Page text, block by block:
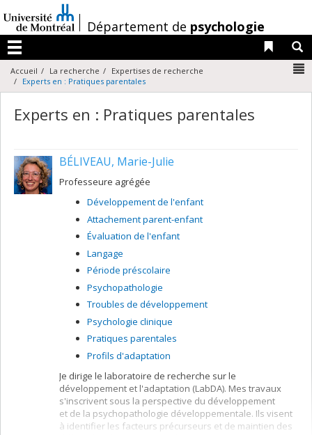
au
contenu
/Département de psychologie
Menu
Liens
Accueil La recherche
Expertises de recherche
Experts en : Pratiques parentales
Experts en : Pratiques parentales
BÉLIVEAU, Marie-Julie
Professeure agrégée
Développement de l'enfant
Attachement parent-enfant
Évaluation de l'enfant
Langage
Période préscolaire
Psychopathologie
Troubles de développement
Psychologie clinique
Pratiques parentales
Profils d'adaptation
Je dirige le laboratoire de recherche sur le
développement et l'adaptation (LabDA). Mes travaux
s'inscrivent sous la perspective du développement
et de la psychopathologie développementale. Ils visent
à identifier les facteurs précurseurs et de maintien des